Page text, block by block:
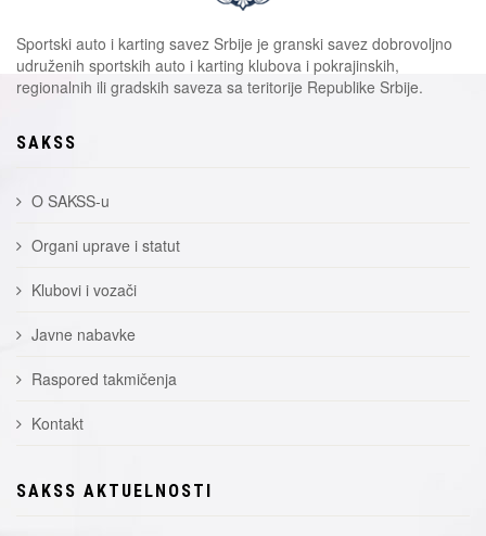
Sportski auto i karting savez Srbije je granski savez dobrovoljno
udruženih sportskih auto i karting klubova i pokrajinskih,
regionalnih ili gradskih saveza sa teritorije Republike Srbije.
SAKSS
O SAKSS-u
Organi uprave i statut
Klubovi i vozači
Javne nabavke
Raspored takmičenja
Kontakt
SAKSS AKTUELNOSTI